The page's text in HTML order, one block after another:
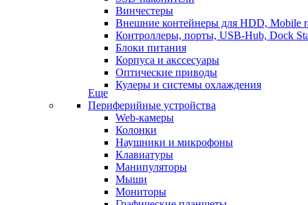
Винчестеры
Внешние контейнеры для HDD, Mobile
Контроллеры, порты, USB-Hub, Dock
Блоки питания
Корпуса и акссесуары
Оптические приводы
Кулеры и системы охлаждения
Еще
Периферийные устройства
Web-камеры
Колонки
Наушники и микрофоны
Клавиатуры
Манипуляторы
Мыши
Мониторы